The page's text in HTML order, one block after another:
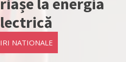
NATIONALE